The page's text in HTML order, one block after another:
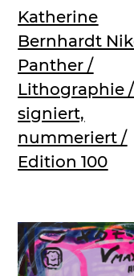
Katherine
Bernhardt
Panther /
Lithographie /
signiert,
nummeriert /
Edition 100